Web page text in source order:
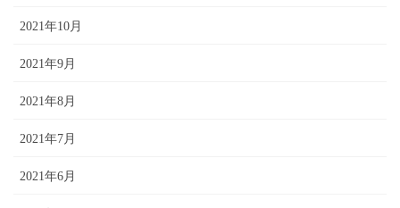
2021年10月
2021年9月
2021年8月
2021年7月
2021年6月